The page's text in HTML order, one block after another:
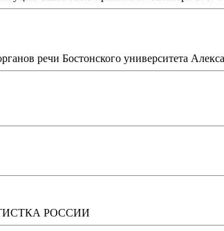
речи Бостонского университета
РОССИИ